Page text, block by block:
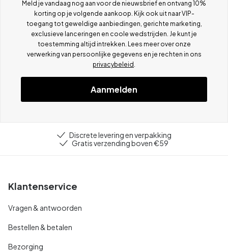
Meld je vandaag nog aan voor de nieuwsbrief en ontvang 10%
korting op je volgende aankoop. Kijk ook uit naar VIP-
toegang tot geweldige aanbiedingen, gerichte marketing,
exclusieve lanceringen en coole wedstrijden. Je kunt je
toestemming altijd intrekken. Lees meer over onze
verwerking van persoonlijke gegevens en je rechten in ons
privacybeleid
Aanmelden
Discrete levering en verpakking
Gratis verzending boven €59
Klantenservice
Vragen & antwoorden
Bestellen & betalen
Bezorging